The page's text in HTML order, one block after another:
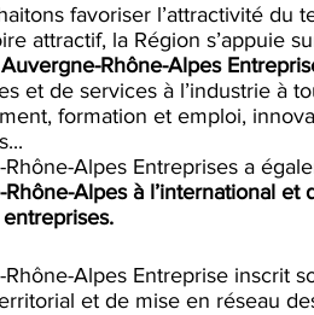
favoriser l’attractivité du
attractif, la Région s’appuie
Rhône-Alpes
et de services à l’industrie à
formation et emploi,
Alpes Entreprises a
Alpes à l’international
Alpes Entreprise inscrit
et de mise en réseau